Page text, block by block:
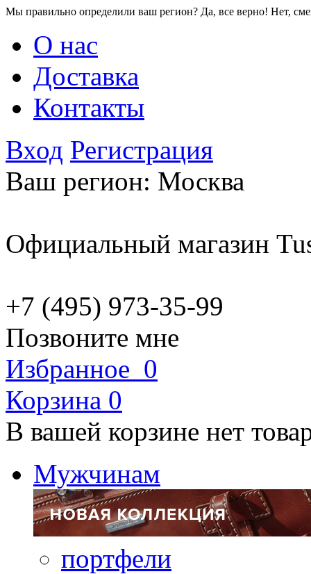
Мы правильно определили ваш регион? Да, все верно! Нет,
О нас
Доставка
Контакты
Вход Регистрация
Ваш регион: Москва
Официальный магазин
+7 (495) 973-35-99
Позвоните мне
Избранное 0
Корзина 0
В вашей корзине нет
Мужчинам
портфели